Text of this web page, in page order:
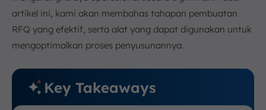
FAQ:
artikel ini, kami akan membahas tahapan pembuatan
RFQ yang efektif, serta alat yang dapat digunakan untuk
mengoptimalkan proses penyusunannya.
Key Takeaways